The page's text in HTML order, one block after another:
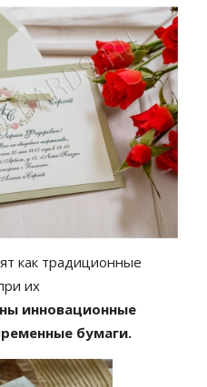
как традиционные
их
инновационные
бумаги.